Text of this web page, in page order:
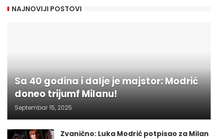
NAJNOVIJI POSTOVI
Sa 40 godina i dalje je majstor: Modrić
doneo trijumf Milanu!
Septembar 15, 2025
Zvanično: Luka Modrić potpisao za Milan